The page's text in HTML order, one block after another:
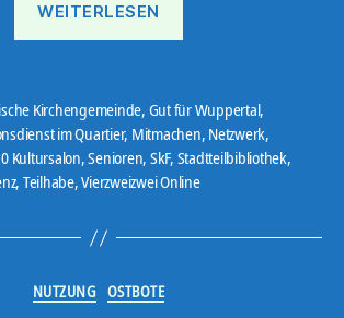
WEITERLESEN
Kirchengemeinde, Gut für Wuppertal,
im Quartier, Mitmachen, Netzwerk,
Kultursalon,Senioren, SkF, Stadtteilbibliothek,
, Teilhabe,Vierzweizwei Online
Kategorien
NUTZUNG OSTBOTE